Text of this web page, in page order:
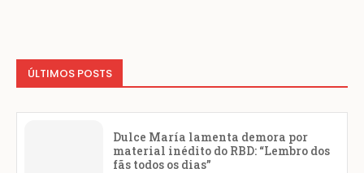
ÚLTIMOS POSTS
Dulce María lamenta demora por
material inédito do RBD: “Lembro dos
fãs todos os dias”